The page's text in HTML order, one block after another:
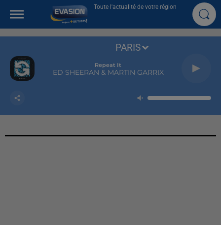
Toute l'actualité de votre région
Repeat It
ED SHEERAN & MARTIN GARRIX
PARIS